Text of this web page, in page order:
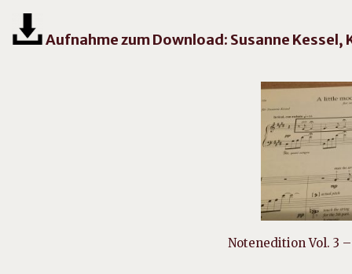
Aufnahme zum Download: Susanne Kessel,
Notenedition Vol. 3